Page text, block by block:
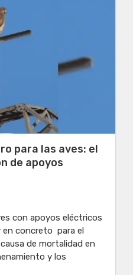
para las aves: el
de apoyos
con apoyos eléctricos
en concreto para el
de mortalidad en
y los